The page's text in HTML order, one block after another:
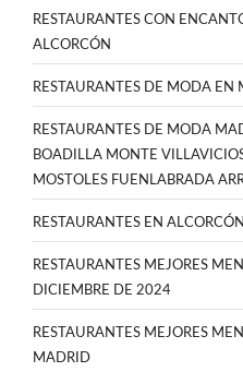
RESTAURANTES CON
ALCORCÓN
RESTAURANTES DE MODA EN
RESTAURANTES DE MODA
BOADILLA MONTE
MOSTOLES FUENLABRADA
RESTAURANTES EN ALCORCÓN
RESTAURANTES MEJORES
DICIEMBRE DE 2024
RESTAURANTES MEJORES
MADRID